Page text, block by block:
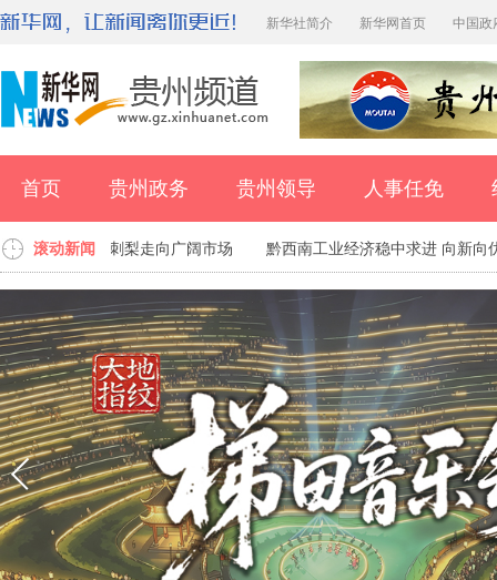
新华社简介 新华网首页 中国政
首页 贵州政务 贵州领导 人事任免
滚动新闻
” 贵州安顺金刺梨走向广阔市场 黔西南工业经济稳中求进 向新向